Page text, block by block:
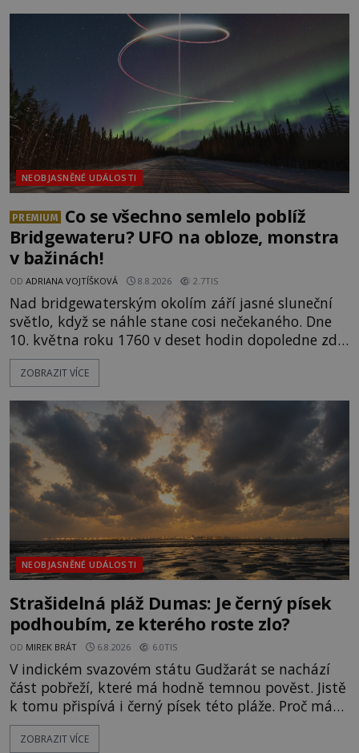
přírodní živel, neznámý útočník, nebo někdo, koho
tehdejší režim nechtěl odhalit? [gallery
ids="171131,171132,1711
NEOBJASNĚNÉ UDÁLOSTI
PREMIUM
Co se všechno semlelo poblíž
Bridgewateru? UFO na obloze, monstra
v bažinách!
OD ADRIANA VOJTÍŠKOVÁ 8.8.2026 2.7TIS
Nad bridgewaterským okolím září jasné sluneční
světlo, když se náhle stane cosi nečekaného. Dne
10. května roku 1760 v deset hodin dopoledne zde
dojde k vůbec prvnímu historicky doloženému
přeletu UFO. Podle záznamů vyzařuje takové
jen o nějaký optický klam, nebo se zde skutečně
právě vznáší mimozemská loď
ZOBRAZIT VÍCE
NEOBJASNĚNÉ UDÁLOSTI
Strašidelná pláž Dumas: Je černý písek
podhoubím, ze kterého roste zlo?
OD MIREK BRÁT 6.8.2026 6.0TIS
V indickém svazovém státu Gudžarát se nachází
část pobřeží, které má hodně temnou pověst. Jistě
k tomu přispívá i černý písek této pláže. Proč má
pláž takové netypické zbarvení? Nakolik jsou
pravdivé historky, že zde došlo k nevysvětlitelným
ZOBRAZIT VÍCE